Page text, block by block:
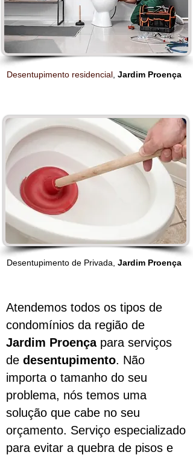
Desentupimento residencial Jardim Proença
Desentupimento de Privada, Jardim Proença
Atendemos todos os tipos de
condomínios da região de
Jardim Proençapara serviços
de desentupimento. Não
importa o tamanho do seu
problema, nós temos uma
solução que cabe no seu
orçamento. Serviço especializado
para evitar a quebra de pisos e